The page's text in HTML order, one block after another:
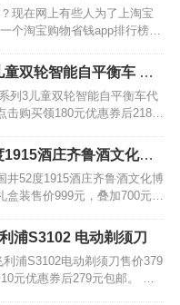
现在网上有些人为了上淘宝
个淘宝购物省钱app排行榜，
过来。那么，哪款app是最好
为大家推荐一款目前最好用
双轮智能自平衡车 代
列3儿童双轮智能自平衡车代
击购买领180元优惠券后218元
安全。可连接蓝牙，炫酷
机，澎湃动力，稳定性强，
酒庄齐鲁酒文化博
瓶礼盒装
井52度1915酒庄齐鲁酒文化博
盒装售价999元，叠加700元优
气，送礼倍有面子。采用高
、大米、…
浦S3102 电动剃须刀
浦S3102电动剃须刀售价379
元优惠券后279元包邮。 荷